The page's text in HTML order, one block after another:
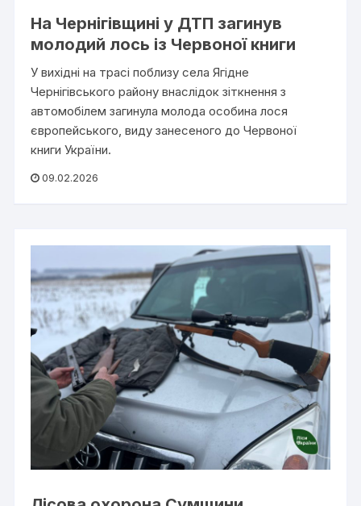
На Чернігівщині у ДТП загинув
молодий лось із Червоної книги
У вихідні на трасі поблизу села Ягідне
Чернігівського району внаслідок зіткнення з
автомобілем загинула молода особина лося
європейського, виду занесеного до Червоної
книги України.
09.02.2026